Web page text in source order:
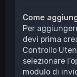
Come
Per
devi prima
Controllo
selezionare
modulo di